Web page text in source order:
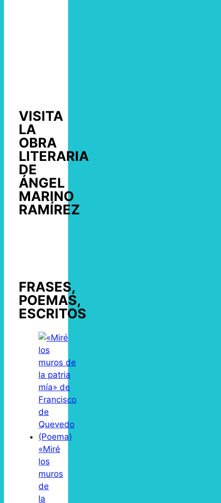
VISITA
LA
OBRA
LITERARIA
DE
ÁNGEL
MARINO
RAMÍREZ
FRASES,
POEMAS,
ESCRITOS
«Miré
los
muros
de
la